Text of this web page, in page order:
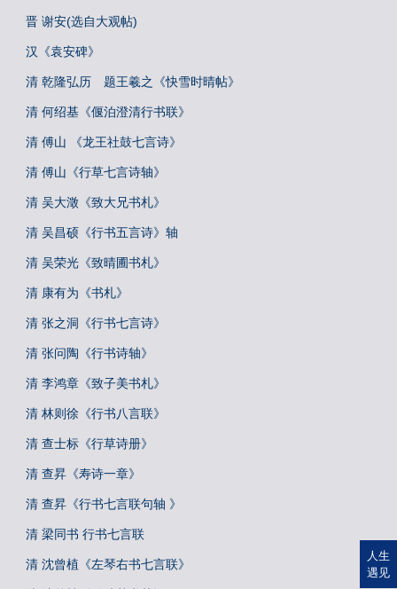
晋 谢安(选自大观帖)
汉《袁安碑》
清 乾隆弘历 题王羲之《快雪时晴帖》
清 何绍基《偃泊澄清行书联》
清 傅山 《龙王社鼓七言诗》
清 傅山《行草七言诗轴》
清 吴大澂《致大兄书札》
清 吴昌硕《行书五言诗》轴
清 吴荣光《致晴圃书札》
清 康有为《书札》
清 张之洞《行书七言诗》
清 张问陶《行书诗轴》
清 李鸿章《致子美书札》
清 林则徐《行书八言联》
清 查士标《行草诗册》
清 查昇《寿诗一章》
清 查昇《行书七言联句轴 》
清 梁同书 行书七言联
清 沈曾植《左琴右书七言联》
人生
遇见